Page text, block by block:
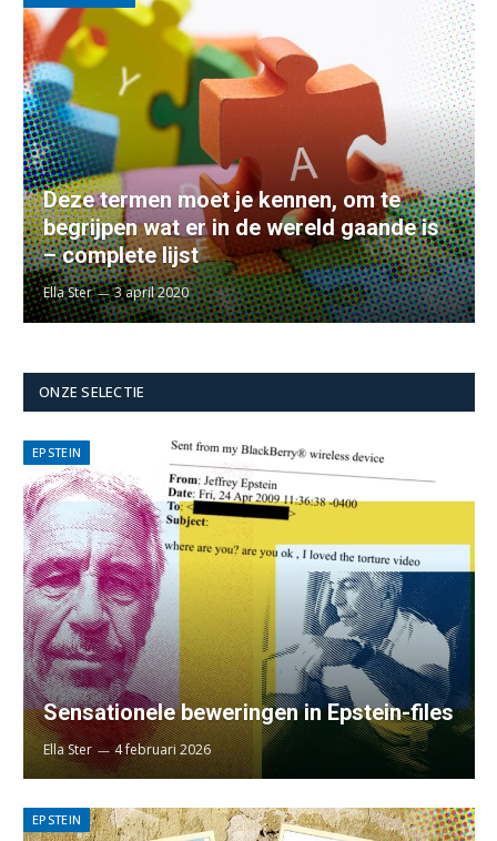
Deze termen moet je kennen, om te
begrijpen wat er in de wereld gaande is
– complete lijst
Ella Ster 3 april 2020
ONZE SELECTIE
EPSTEIN
Sensationele beweringen in Epstein-files
Ella Ster 4 februari 2026
EPSTEIN